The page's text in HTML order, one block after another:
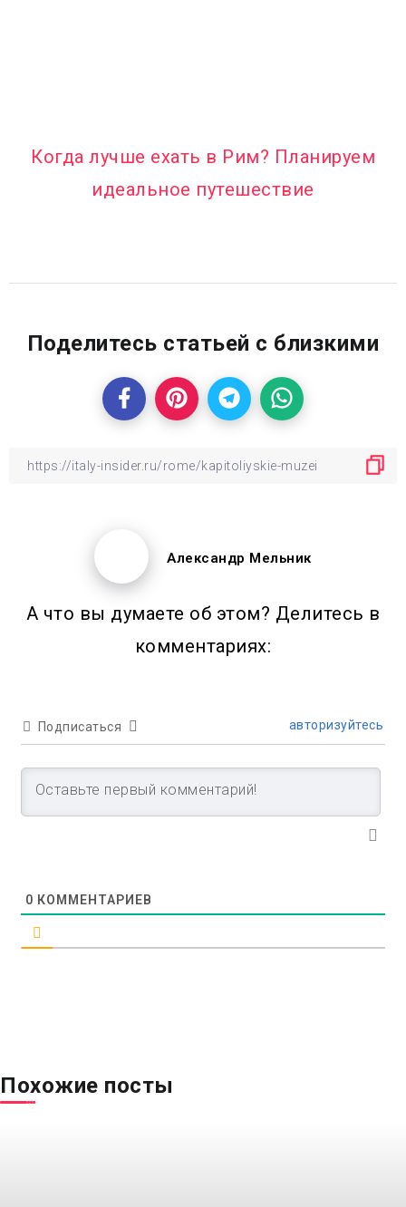
Когда лучше ехать в Рим? Планируем
идеальное путешествие
Поделитесь статьей с близкими
Александр Мельник
А что вы думаете об этом? Делитесь в
комментариях:
Подписаться авторизуйтесь
0 КОММЕНТАРИЕВ
Похожие посты